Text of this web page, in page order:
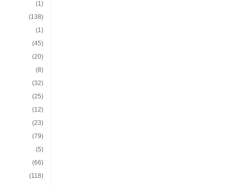
(1)
(138)
(1)
(45)
(20)
(8)
(32)
(25)
(12)
(23)
(79)
(5)
(66)
(118)